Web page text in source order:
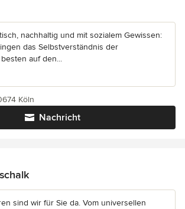
nachhaltig und mit sozialem Gewissen:
das Selbstverständnis der
auf den...
Nachricht
Köln
sind wir für Sie da. Vom universellen